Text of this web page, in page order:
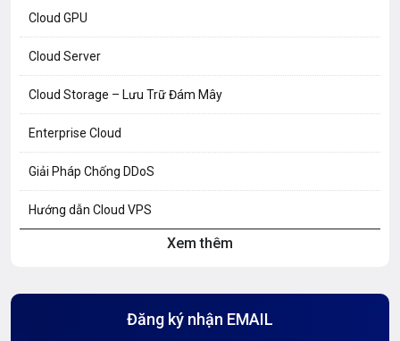
Cloud GPU
Cloud Server
Cloud Storage – Lưu Trữ Đám Mây
Enterprise Cloud
Giải Pháp Chống DDoS
Hướng dẫn Cloud VPS
Hướng dẫn Tên miền
Xem thêm
Đăng ký nhận EMAIL